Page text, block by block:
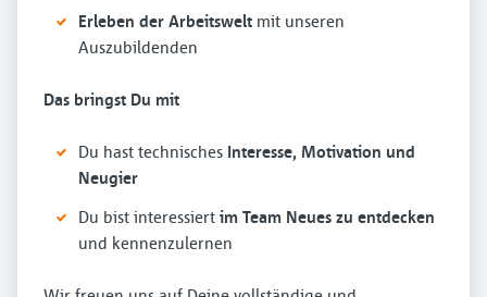
Erleben der Arbeitswelt mit unseren
Auszubildenden
Das bringst Du mit
Du hast technisches Interesse, Motivation und
Neugier
Du bist interessiert im Team Neues zu entdecken
und kennenzulernen